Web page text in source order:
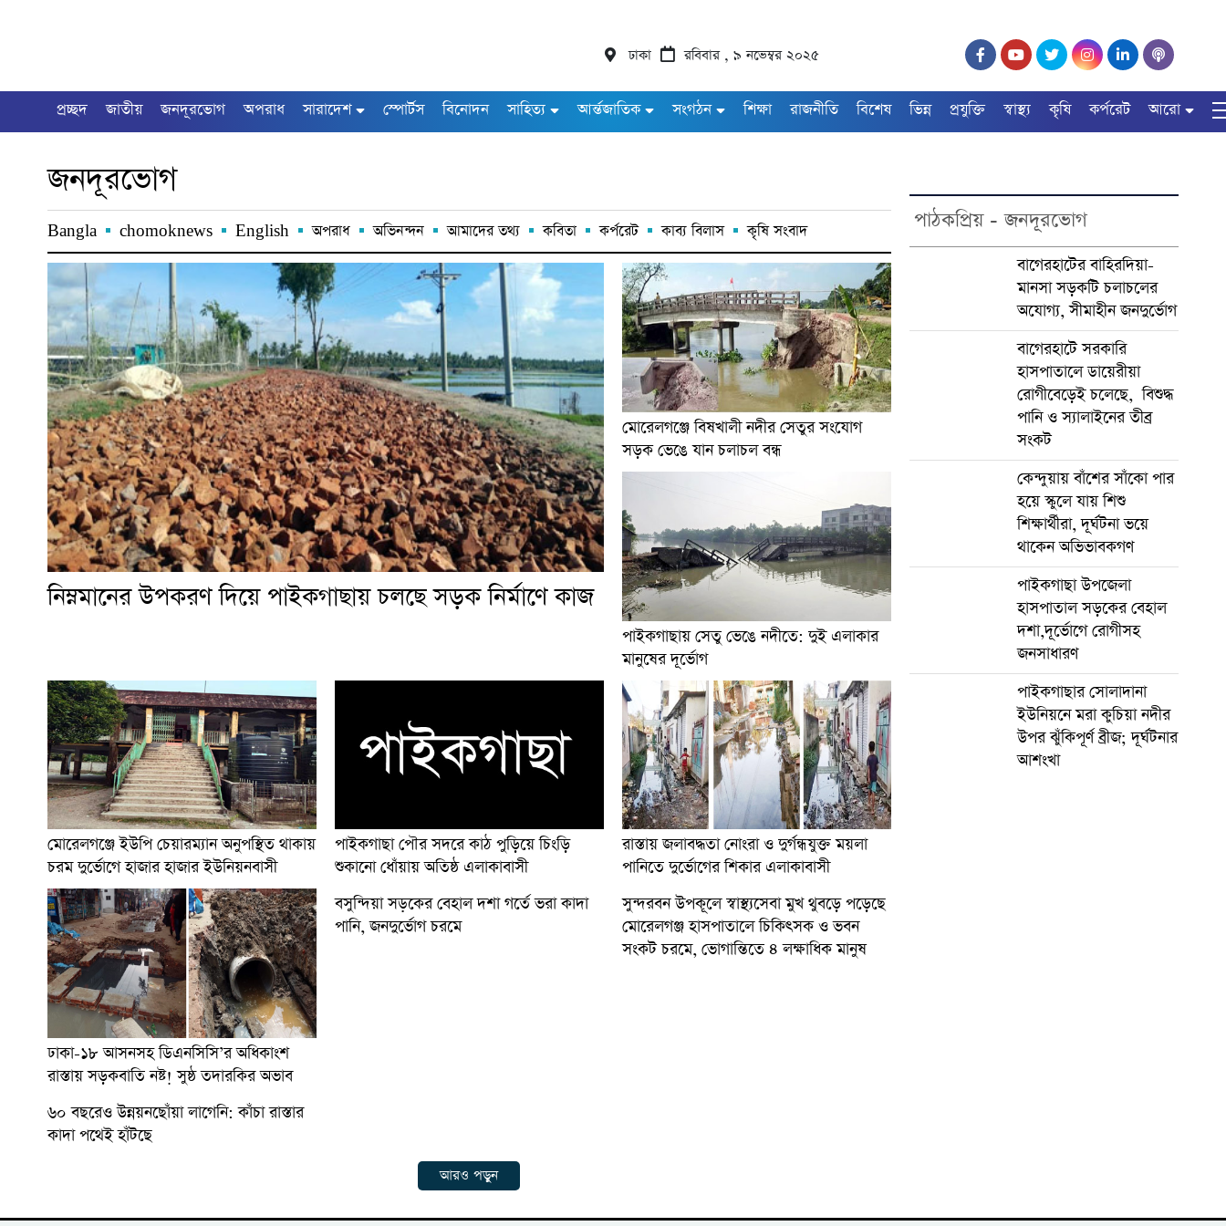
ঢাকা রবিবার , ৯ নভেম্বর ২০২৫
প্রচ্ছদ জাতীয় জনদূরভোগ অপরাধ সারাদেশ স্পোর্টস বিনোদন সাহিত্য আর্ন্তজাতিক সংগঠন শিক্ষা রাজনীতি বিশেষ ভিন্ন প্রযুক্তি স্বাস্থ্য কৃষি কর্পরেট আরো
জনদূরভোগ
Bangla chomoknews English অপরাধ অভিনন্দন আমাদের তথ্য কবিতা কর্পরেট কাব্য বিলাস কৃষি সংবাদ
নিম্নমানের উপকরণ দিয়ে পাইকগাছায় চলছে সড়ক নির্মাণে কাজ
মোরেলগঞ্জে বিষখালী নদীর সেতুর সংযোগ
সড়ক ভেঙে যান চলাচল বন্ধ
পাইকগাছায় সেতু ভেঙে নদীতে: দুই এলাকার
মানুষের দূর্ভোগ
মোরেলগঞ্জে ইউপি চেয়ারম্যান অনুপস্থিত থাকায়
চরম দুর্ভোগে হাজার হাজার ইউনিয়নবাসী
পাইকগাছা পৌর সদরে কাঠ পুড়িয়ে চিংড়ি
শুকানো ধোঁয়ায় অতিষ্ঠ এলাকাবাসী
রাস্তায় জলাবদ্ধতা নোংরা ও দুর্গন্ধযুক্ত ময়লা
পানিতে দুর্ভোগের শিকার এলাকাবাসী
ঢাকা-১৮ আসনসহ ডিএনসিসি’র অধিকাংশ
রাস্তায় সড়কবাতি নষ্ট! সুষ্ঠ তদারকির অভাব
বসুন্দিয়া সড়কের বেহাল দশা গর্তে ভরা কাদা
পানি, জনদুর্ভোগ চরমে
সুন্দরবন উপকূলে স্বাস্থ্যসেবা মুখ থুবড়ে পড়েছে
মোরেলগঞ্জ হাসপাতালে চিকিৎসক ও ভবন
সংকট চরমে, ভোগান্তিতে ৪ লক্ষাধিক মানুষ
৬০ বছরেও উন্নয়নছোঁয়া লাগেনি: কাঁচা রাস্তার
কাদা পথেই হাঁটছে
আরও পড়ুন
পাঠকপ্রিয় - জনদূরভোগ
বাগেরহাটের বাহিরদিয়া-
মানসা সড়কটি চলাচলের
অযোগ্য, সীমাহীন জনদুর্ভোগ
বাগেরহাটে সরকারি
হাসপাতালে ডায়েরীয়া
রোগীবেড়েই চলেছে, বিশুদ্ধ
পানি ও স্যালাইনের তীব্র
সংকট
কেন্দুয়ায় বাঁশের সাঁকো পার
হয়ে স্কুলে যায় শিশু
শিক্ষার্থীরা, দূর্ঘটনা ভয়ে
থাকেন অভিভাবকগণ
পাইকগাছা উপজেলা
হাসপাতাল সড়কের বেহাল
দশা,দূর্ভোগে রোগীসহ
জনসাধারণ
পাইকগাছার সোলাদানা
ইউনিয়নে মরা কুচিয়া নদীর
উপর ঝুঁকিপূর্ণ ব্রীজ; দূর্ঘটনার
আশংখা